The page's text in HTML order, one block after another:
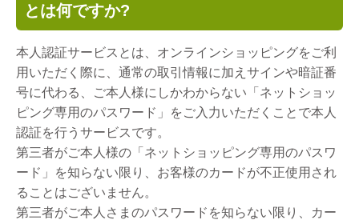
とは何ですか?
本人認証サービスとは、オンラインショッピングをご利
用いただく際に、通常の取引情報に加えサインや暗証番
号に代わる、ご本人様にしかわからない「ネットショッ
ピング専用のパスワード」をご入力いただくことで本人
認証を行うサービスです。
第三者がご本人様の「ネットショッピング専用のパスワ
ード」を知らない限り、お客様のカードが不正使用され
ることはございません。
第三者がご本人さまのパスワードを知らない限り、カー